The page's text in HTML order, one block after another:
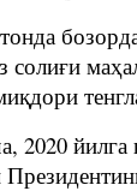
2020